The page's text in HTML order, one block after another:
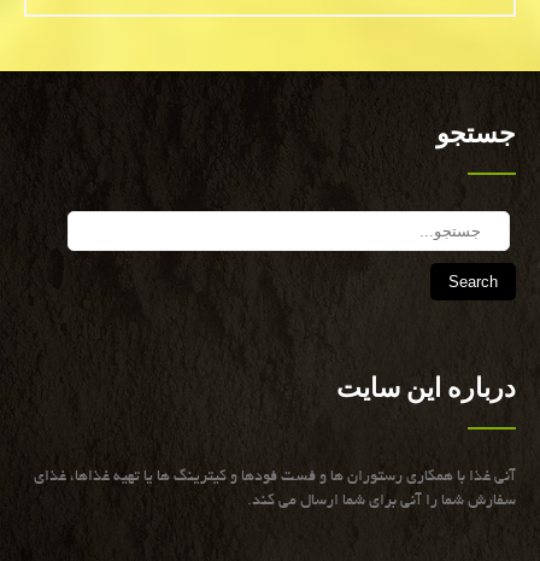
جستجو
Search
درباره این سایت
آنی غذا با همكاری رستوران ها و فست فودها و كیترینگ ها یا تهیه غذاها، غذای
سفارش شما را آنی برای شما ارسال می كند.